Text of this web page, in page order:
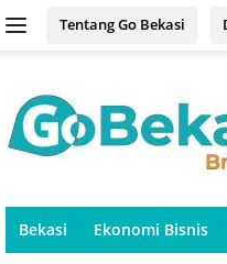
Tentang Go Bekasi
Bekasi Ekonomi Bisnis